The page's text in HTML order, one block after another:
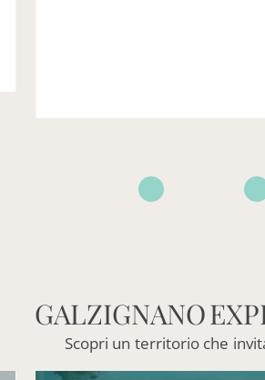
GALZIGNANO
Scopri un territorio che